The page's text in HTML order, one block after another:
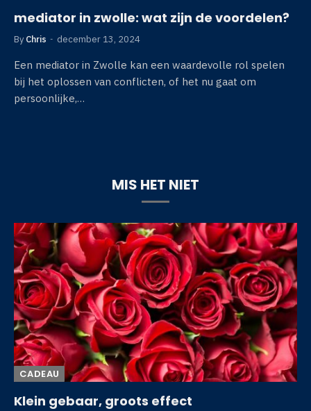
mediator in zwolle: wat zijn de voordelen?
By Chris december 13, 2024
Een mediator in Zwolle kan een waardevolle rol spelen
bij het oplossen van conflicten, of het nu gaat om
persoonlijke,…
MIS HET NIET
CADEAU
Klein gebaar, groots effect